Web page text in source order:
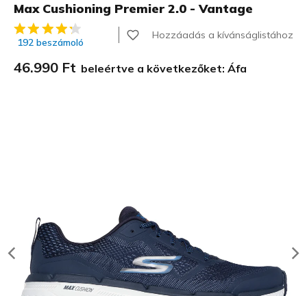
Max Cushioning Premier 2.0 - Vantage
4,3 az 5-ből ügyfélértékelés
192 beszámoló
Hozzáadás a kívánságlistához
46.990 Ft beleértve a következőket: Áfa